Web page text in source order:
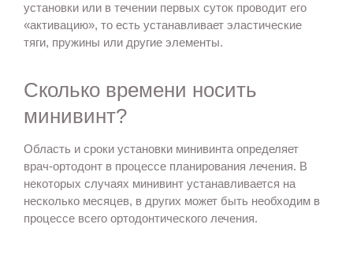
установки или в течении первых суток проводит его
«активацию», то есть устанавливает эластические
тяги, пружины или другие элементы.
Сколько времени носить
минивинт?
Область и сроки установки минивинта определяет
врач-ортодонт в процессе планирования лечения. В
некоторых случаях минивинт устанавливается на
несколько месяцев, в других может быть необходим в
процессе всего ортодонтического лечения.